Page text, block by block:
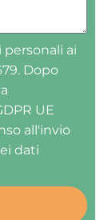
ai
Dopo
UE
all'invio
dati